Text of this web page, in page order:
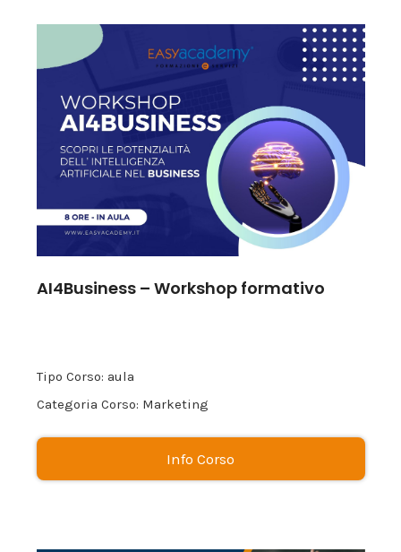
AI4Business – Workshop formativo
Tipo Corso: aula
Categoria Corso: Marketing
Info Corso